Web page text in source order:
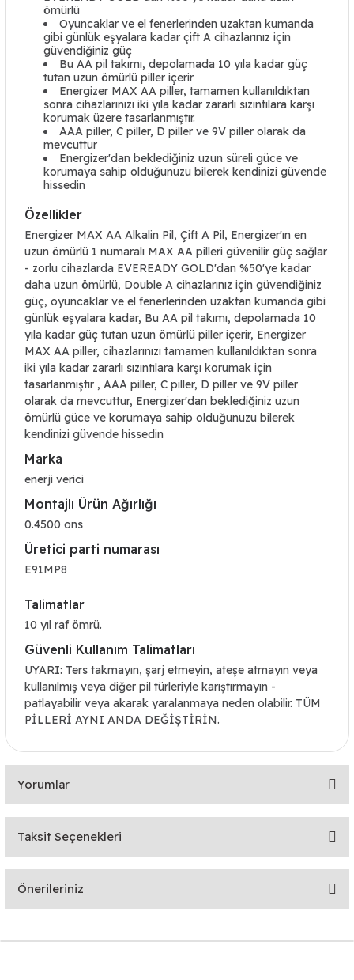
ömürlü
Oyuncaklar ve el fenerlerinden uzaktan kumanda
gibi günlük eşyalara kadar çift A cihazlarınız için
güvendiğiniz güç
Bu AA pil takımı, depolamada 10 yıla kadar güç
tutan uzun ömürlü piller içerir
Energizer MAX AA piller, tamamen kullanıldıktan
sonra cihazlarınızı iki yıla kadar zararlı sızıntılara karşı
korumak üzere tasarlanmıştır.
AAA piller, C piller, D piller ve 9V piller olarak da
mevcuttur
Energizer'dan beklediğiniz uzun süreli güce ve
korumaya sahip olduğunuzu bilerek kendinizi güvende
hissedin
Özellikler
Energizer MAX AA Alkalin Pil, Çift A Pil, Energizer'ın en
uzun ömürlü 1 numaralı MAX AA pilleri güvenilir güç sağlar
- zorlu cihazlarda EVEREADY GOLD'dan %50'ye kadar
daha uzun ömürlü, Double A cihazlarınız için güvendiğiniz
güç, oyuncaklar ve el fenerlerinden uzaktan kumanda gibi
günlük eşyalara kadar, Bu AA pil takımı, depolamada 10
yıla kadar güç tutan uzun ömürlü piller içerir, Energizer
MAX AA piller, cihazlarınızı tamamen kullanıldıktan sonra
iki yıla kadar zararlı sızıntılara karşı korumak için
tasarlanmıştır , AAA piller, C piller, D piller ve 9V piller
olarak da mevcuttur, Energizer'dan beklediğiniz uzun
ömürlü güce ve korumaya sahip olduğunuzu bilerek
kendinizi güvende hissedin
Marka
enerji verici
Montajlı Ürün Ağırlığı
0.4500 ons
Üretici parti numarası
E91MP8
Talimatlar
10 yıl raf ömrü.
Güvenli Kullanım Talimatları
UYARI: Ters takmayın, şarj etmeyin, ateşe atmayın veya
kullanılmış veya diğer pil türleriyle karıştırmayın -
patlayabilir veya akarak yaralanmaya neden olabilir. TÜM
PİLLERİ AYNI ANDA DEĞİŞTİRİN.
Yorumlar
Bu ürüne ilk yorumu siz yapın!
Taksit Seçenekleri
Önerileriniz